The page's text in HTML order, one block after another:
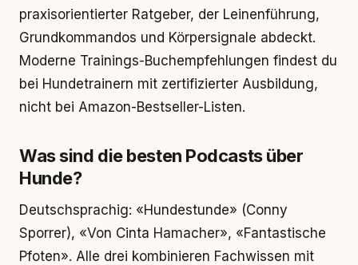
praxisorientierter Ratgeber, der Leinenführung,
Grundkommandos und Körpersignale abdeckt.
Moderne Trainings-Buchempfehlungen findest du
bei Hundetrainern mit zertifizierter Ausbildung,
nicht bei Amazon-Bestseller-Listen.
Was sind die besten Podcasts über
Hunde?
Deutschsprachig: «Hundestunde» (Conny
Sporrer), «Von Cinta Hamacher», «Fantastische
Pfoten». Alle drei kombinieren Fachwissen mit